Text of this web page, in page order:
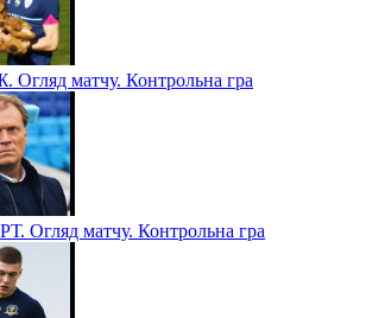
матчу. Контрольна гра
матчу. Контрольна гра